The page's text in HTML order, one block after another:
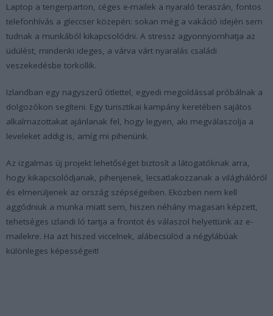
Laptop a tengerparton, céges e-mailek a nyaraló teraszán, fontos
telefonhívás a gleccser közepén: sokan még a vakáció idején sem
tudnak a munkából kikapcsolódni. A stressz agyonnyomhatja az
üdülést, mindenki ideges, a várva várt nyaralás családi
veszekedésbe torkollik.
Izlandban egy nagyszerű ötlettel, egyedi megoldással próbálnak a
dolgozókon segíteni. Egy turisztikai kampány keretében sajátos
alkalmazottakat ajánlanak fel, hogy legyen, aki megválaszolja a
leveleket addig is, amíg mi pihenünk.
Az izgalmas új projekt lehetőséget biztosít a látogatóknak arra,
hogy kikapcsolódjanak, pihenjenek, lecsatlakozzanak a világhálóról
és elmerüljenek az ország szépségeiben. Eközben nem kell
aggódniuk a munka miatt sem, hiszen néhány magasan képzett,
tehetséges izlandi ló tartja a frontot és válaszol helyettünk az e-
mailekre. Ha azt hiszed viccelnek, alábecsülöd a négylábúak
különleges képességeit!